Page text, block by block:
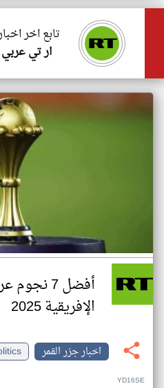
تابع اخر
ار تي عربي
أفضل 7
الإفريقية 2025
اخبار جزر القمر
YD16SE